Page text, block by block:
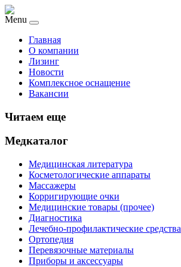
Menu
Главная
О компании
Лизинг
Новости
Комплексное оснащение
Вакансии
Читаем еще
Медкаталог
Медицинская литература
Косметологические аппараты
Массажеры
Корригирующие очки
Медицинские товары (прочее)
Диагностика
Лечебно-профилактические средства
Ортопедия
Перевязочные материалы
Приборы и аксессуары